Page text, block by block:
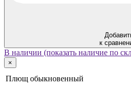
к
В наличии (показать наличие по
×
Плющ обыкновенный